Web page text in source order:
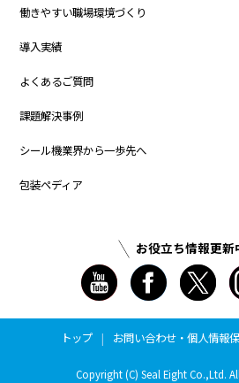
働きやすい職場環境づくり
導入実績
よくあるご質問
課題解決事例
シール機業界から一歩先へ
包装ペディア
お役立ち情報更新
トップ お問い合わせ ・ 個人情報
Copyright (C) Seal Eight Co.,Ltd.